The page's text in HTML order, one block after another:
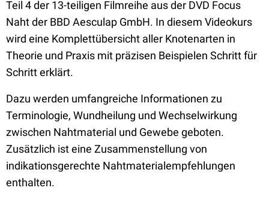
Teil 4 der 13-teiligen Filmreihe aus der DVD Focus
Naht der BBD Aesculap GmbH. In diesem Videokurs
wird eine Komplettübersicht aller Knotenarten in
Theorie und Praxis mit präzisen Beispielen Schritt für
Schritt erklärt.
Dazu werden umfangreiche Informationen zu
Terminologie, Wundheilung und Wechselwirkung
zwischen Nahtmaterial und Gewebe geboten.
Zusätzlich ist eine Zusammenstellung von
indikationsgerechte Nahtmaterialempfehlungen
enthalten.